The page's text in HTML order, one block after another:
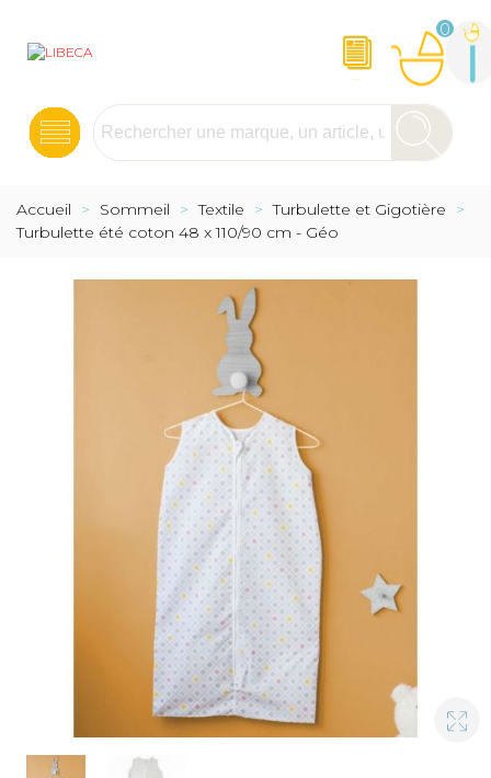
0
Accueil > Sommeil > Textile > Turbulette et Gigotière
>
Turbulette été coton 48 x 110/90 cm - Géo